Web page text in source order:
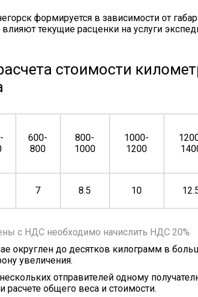
формируется в зависимости от
текущие расценки на услуги
стоимости
600-
800
800-
1000
1000-
1200
7 8.5 10
с НДС необходимо начислить НДС 20%
округлен до десятков килограмм в
увеличения.
отправителей одному
расчете общего веса и стоимости.